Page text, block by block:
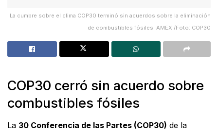
La cumbre sobre el clima COP30 terminó sin acuerdos sobre la eliminación
de combustibles fósiles. AMEXI/Foto: COP30
COP30 cerró sin acuerdo sobre
combustibles fósiles
La 30 Conferencia de las Partes (COP30) de la